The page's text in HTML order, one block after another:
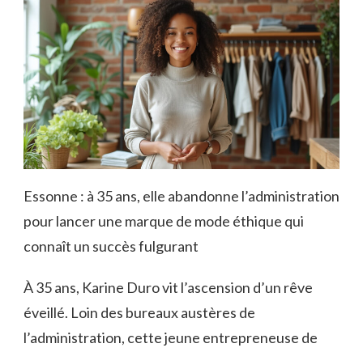
Essonne : à 35 ans, elle abandonne l’administration
pour lancer une marque de mode éthique qui
connaît un succès fulgurant
À 35 ans, Karine Duro vit l’ascension d’un rêve
éveillé. Loin des bureaux austères de
l’administration, cette jeune entrepreneuse de